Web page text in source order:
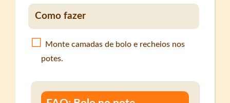
Como fazer
Monte camadas de bolo e recheios nos
potes.